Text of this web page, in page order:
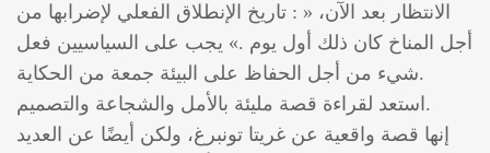
الانتظار بعد الآن، « : تاريخ الإنطلاق الفعلي لإضرابها من
أجل المناخ كان ذلك أول يوم .» يجب على السياسيين فعل
شيء من أجل الحفاظ على البيئة جمعة من الحكاية.
استعد لقراءة قصة مليئة بالأمل والشجاعة والتصميم.
إنها قصة واقعية عن غريتا تونبرغ، ولكن أيضًا عن العديد